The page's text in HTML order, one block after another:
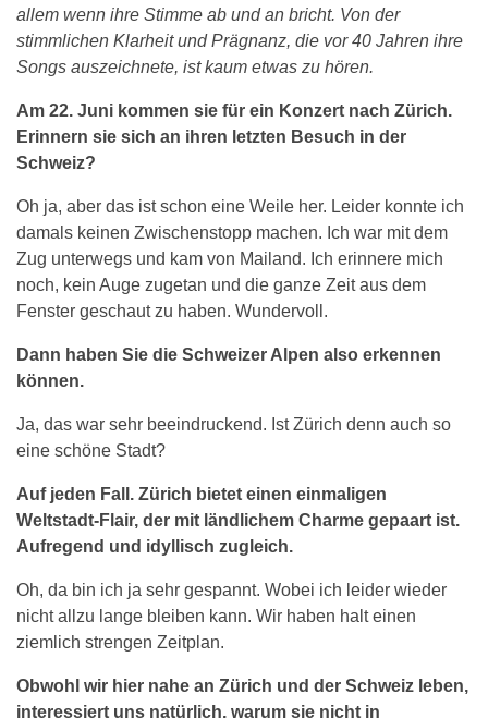
allem wenn ihre Stimme ab und an bricht. Von der
stimmlichen Klarheit und Prägnanz, die vor 40 Jahren ihre
Songs auszeichnete, ist kaum etwas zu hören.
Am 22. Juni kommen sie für ein Konzert nach Zürich.
Erinnern sie sich an ihren letzten Besuch in der
Schweiz?
Oh ja, aber das ist schon eine Weile her. Leider konnte ich
damals keinen Zwischenstopp machen. Ich war mit dem
Zug unterwegs und kam von Mailand. Ich erinnere mich
noch, kein Auge zugetan und die ganze Zeit aus dem
Fenster geschaut zu haben. Wundervoll.
Dann haben Sie die Schweizer Alpen also erkennen
können.
Ja, das war sehr beeindruckend. Ist Zürich denn auch so
eine schöne Stadt?
Auf jeden Fall. Zürich bietet einen einmaligen
Weltstadt-Flair, der mit ländlichem Charme gepaart ist.
Aufregend und idyllisch zugleich.
Oh, da bin ich ja sehr gespannt. Wobei ich leider wieder
nicht allzu lange bleiben kann. Wir haben halt einen
ziemlich strengen Zeitplan.
Obwohl wir hier nahe an Zürich und der Schweiz leben,
interessiert uns natürlich, warum sie nicht in